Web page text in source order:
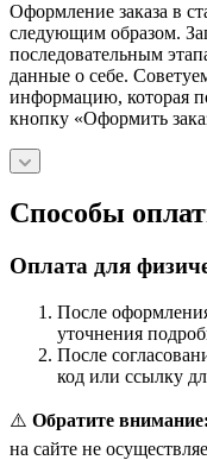
Оформление заказа в
следующим образом.
последовательным
данные о себе.
информацию, которая
кнопку «Оформить
Способы
Оплата для
После
уточнения
После
код или ссылку
⚠️ Обратите внимание:
на сайте не